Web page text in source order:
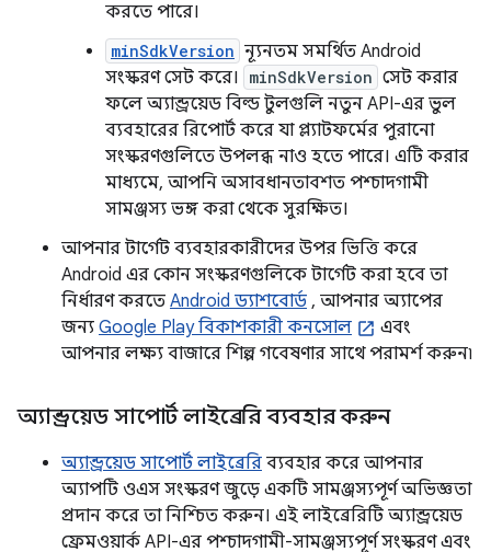
করতে পারে।
minSdkVersion ন্যূনতম সমর্থিত Android
সংস্করণ সেট করে।
minSdkVersion সেট করার
ফলে অ্যান্ড্রয়েড বিল্ড টুলগুলি নতুন API-এর ভুল
ব্যবহারের রিপোর্ট করে যা প্ল্যাটফর্মের পুরানো
সংস্করণগুলিতে উপলব্ধ নাও হতে পারে। এটি করার
মাধ্যমে, আপনি অসাবধানতাবশত পশ্চাদগামী
সামঞ্জস্য ভঙ্গ করা থেকে সুরক্ষিত।
আপনার টার্গেট ব্যবহারকারীদের উপর ভিত্তি করে
Android এর কোন সংস্করণগুলিকে টার্গেট করা হবে তা
নির্ধারণ করতে Android ড্যাশবোর্ড , আপনার অ্যাপের
জন্য Google Play বিকাশকারী কনসোল
এবং
আপনার লক্ষ্য বাজারে শিল্প গবেষণার সাথে পরামর্শ করুন৷
অ্যান্ড্রয়েড সাপোর্ট লাইব্রেরি ব্যবহার করুন
অ্যান্ড্রয়েড সাপোর্ট লাইব্রেরি ব্যবহার করে আপনার
অ্যাপটি ওএস সংস্করণ জুড়ে একটি সামঞ্জস্যপূর্ণ অভিজ্ঞতা
প্রদান করে তা নিশ্চিত করুন। এই লাইব্রেরিটি অ্যান্ড্রয়েড
ফ্রেমওয়ার্ক API-এর পশ্চাদগামী-সামঞ্জস্যপূর্ণ সংস্করণ এবং